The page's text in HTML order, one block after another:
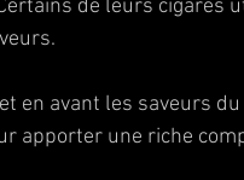
de leurs cigares
en avant les saveurs
apporter une riche